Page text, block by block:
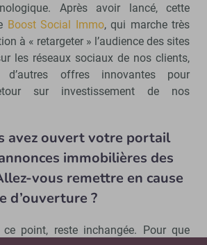
Après avoir lancé, cette
Boost Social Immo, qui marche très
à « retargeter » l’audience des sites
les réseaux sociaux de nos clients,
d’autres offres innovantes pour
sur investissement de nos
avez ouvert votre portail
immobilières des
vous remettre en cause
d’ouverture ?
point, reste inchangée. Pour que